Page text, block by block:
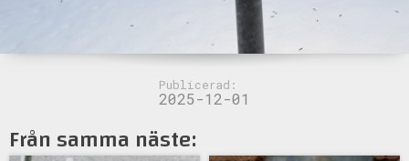
Publicerad:
2025-12-01
Från samma näste: